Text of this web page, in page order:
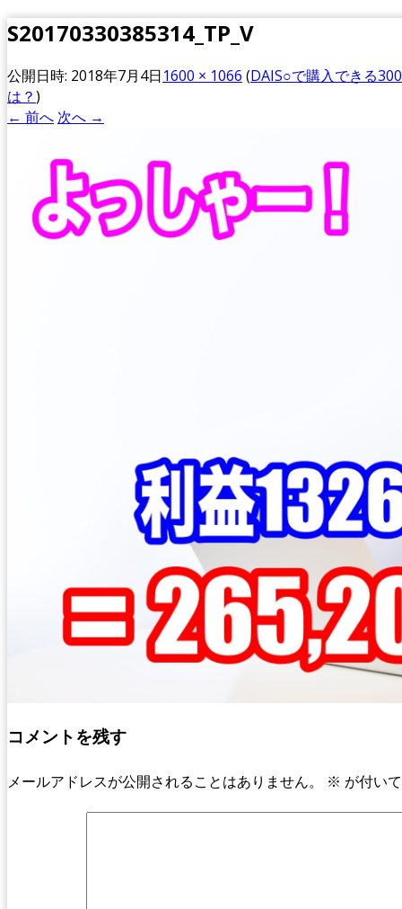
S20170330385314_TP_V
公開日時: 2018年7月4日1600 × 1066 (DAIS○で購入できる
は？)
← 前へ 次へ →
コメントを残す
メールアドレスが公開されることはありません。 ※ が付い